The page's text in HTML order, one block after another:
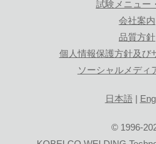
試験メニュー
会社案内
品質方針
個人情報保護方針及び
ソーシャルメディ
日本語|
© 1996-